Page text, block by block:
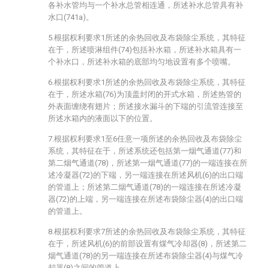
各补水管均与一个补水总管相连通，所述补水总管具有补
水口(741a)。
5.根据权利要求1所述的余热回收及布袋除尘系统，其特征
在于，所述喷淋组件(74)包括补水箱，所述补水箱具有一
个补水口，所述补水箱的底部均匀地设置有多个喷嘴。
6.根据权利要求1所述的余热回收及布袋除尘系统，其特征
在于，所述水箱(76)为顶盖封闭的开式水箱，所述热管的
外表面缠绕有翅片；所述接水漏斗的下端的引流管连接至
所述水箱内的液面以下的位置。
7.根据权利要求1至6任意一项所述的余热回收及布袋除尘
系统，其特征在于，所述系统还包括第一烟气通道(77)和
第二烟气通道(78)，所述第一烟气通道(77)的一端连接在所
述冷凝器(72)的下端，另一端连接在所述风机(6)的出口端
的管道上；所述第二烟气通道(78)的一端连接在所述冷凝
器(72)的上端，另一端连接在所述布袋除尘器(4)的出口端
的管道上。
8.根据权利要求7所述的余热回收及布袋除尘系统，其特征
在于，所述风机(6)的前部设置有煤气冷却器(8)，所述第二
烟气通道(78)的另一端连接在所述布袋除尘器(4)与煤气冷